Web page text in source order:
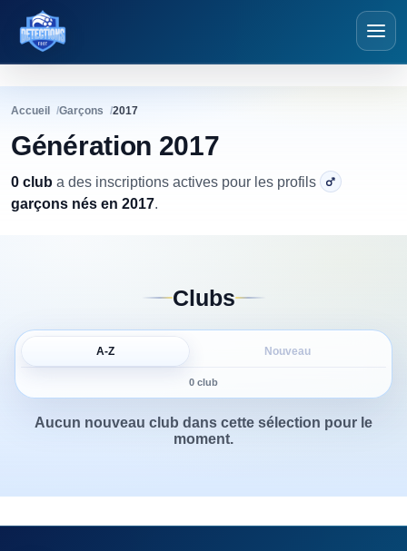
Détections Foot
Accueil Garçons 2017
Génération 2017
0 club a des inscriptions actives pour les profils
garçons nés en 2017.
Clubs
A-Z Nouveau
0 club
Aucun nouveau club dans cette sélection pour le
moment.